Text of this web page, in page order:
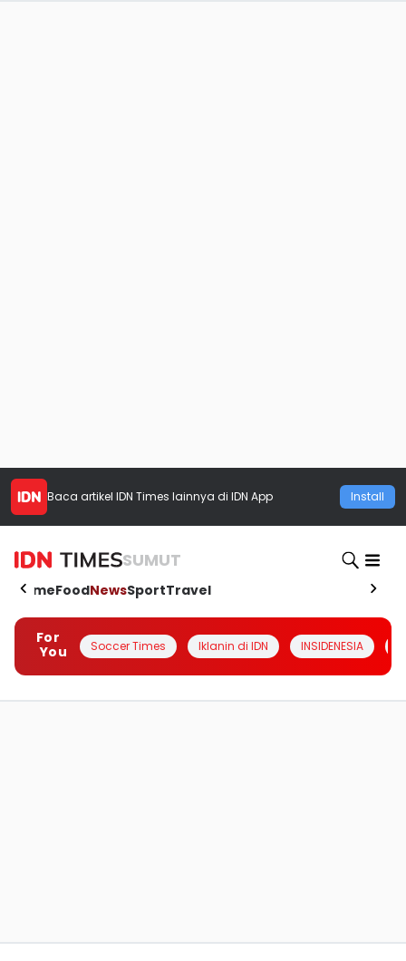
Baca artikel IDN Times lainnya di IDN App Install
SUMUT
HomeFoodNewsSportTravel
For
You
Soccer Times Iklanin di IDN INSIDENESIA